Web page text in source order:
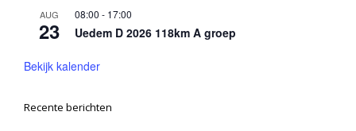
AUG
23
08:00 - 17:00
Uedem D 2026 118km A groep
Bekijk kalender
Recente berichten